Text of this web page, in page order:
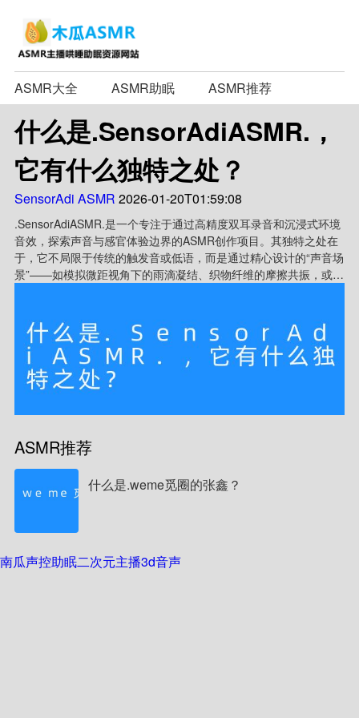
ASMR大全 ASMR助眠 ASMR推荐
什么是.SensorAdiASMR.，
它有什么独特之处？
SensorAdi ASMR 2026-01-20T01:59:08
.SensorAdiASMR.是一个专注于通过高精度双耳录音和沉浸式环境
音效，探索声音与感官体验边界的ASMR创作项目。其独特之处在
于，它不局限于传统的触发音或低语，而是通过精心设计的“声音场
景”——如模拟微距视角下的雨滴凝结、织物纤维的摩擦共振，或虚
听众不仅能“听”到声音，更能感受到声音在皮肤、骨骼中引发的细
微振动，形成一种跨媒介的感官诗学。
ASMR推荐
什么是.weme觅圈的张鑫？
南瓜声控助眠二次元主播3d音声